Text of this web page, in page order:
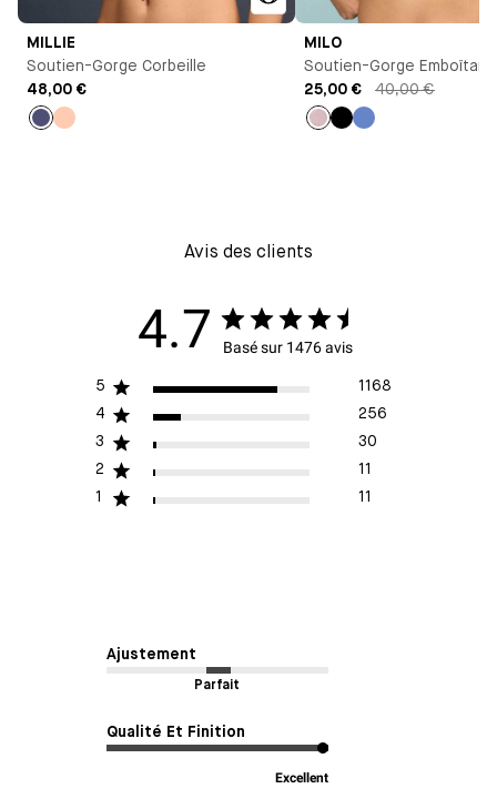
MILLIE
Soutien-Gorge Corbeille
48,00 €
MILO
Soutien-Gorge Emboîtant
25,00 €
40,00 €
Avis des clients
4.7 Basé sur 1476 avis
5
1168
4
256
3
30
2
11
1
11
Ajustement
Parfait
Qualité Et Finition
Excellent